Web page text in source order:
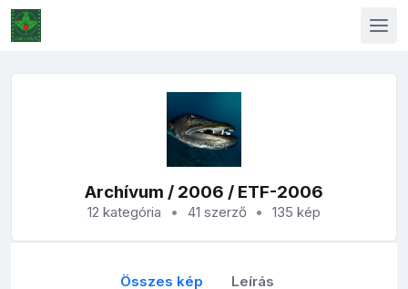
Archívum / 2006 / ETF-2006
12 kategória 41 szerző 135 kép
Összes kép Leírás